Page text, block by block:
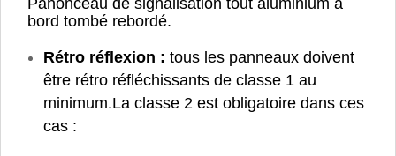
bord tombé rebordé.
Rétro réflexion : tous les panneaux doivent
être rétro réfléchissants de classe 1 au
minimum.La classe 2 est obligatoire dans ces
cas :